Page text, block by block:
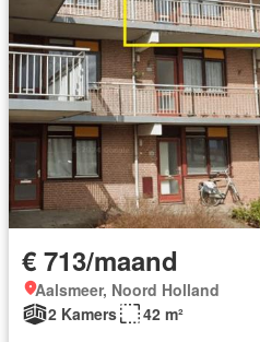
€ 713/maand
Aalsmeer, Noord Holland
2 Kamers
42 m²